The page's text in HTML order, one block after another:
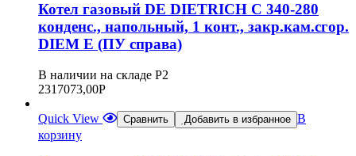
Котел газовый DE DIETRICH C 340-280
конденс., напольный, 1 конт., закр.кам.сгор.
DIEM E (ПУ справа)
В наличии на складе Р2
2317073,00Р
Quick View Сравнить Добавить в избранное В
корзину